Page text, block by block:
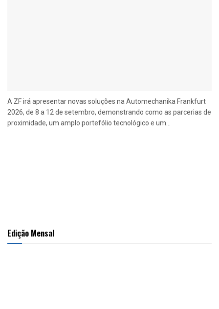
A ZF irá apresentar novas soluções na Automechanika Frankfurt
2026, de 8 a 12 de setembro, demonstrando como as parcerias de
proximidade, um amplo portefólio tecnológico e um...
Edição Mensal